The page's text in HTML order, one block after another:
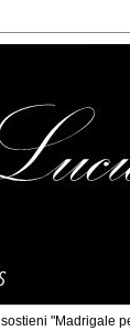
sostieni "Madrigale